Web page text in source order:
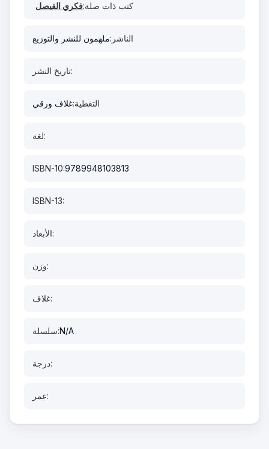
كتب ذات صلة:فكري الفيصل
الناشر:ملهمون للنشر والتوزيع
تاريخ النشر:
التغطية:غلاف ورقي
لغة:
ISBN-10:9789948103813
ISBN-13:
الأبعاد:
وزن:
غلاف:
سلسلة:N/A
درجة:
عمر: